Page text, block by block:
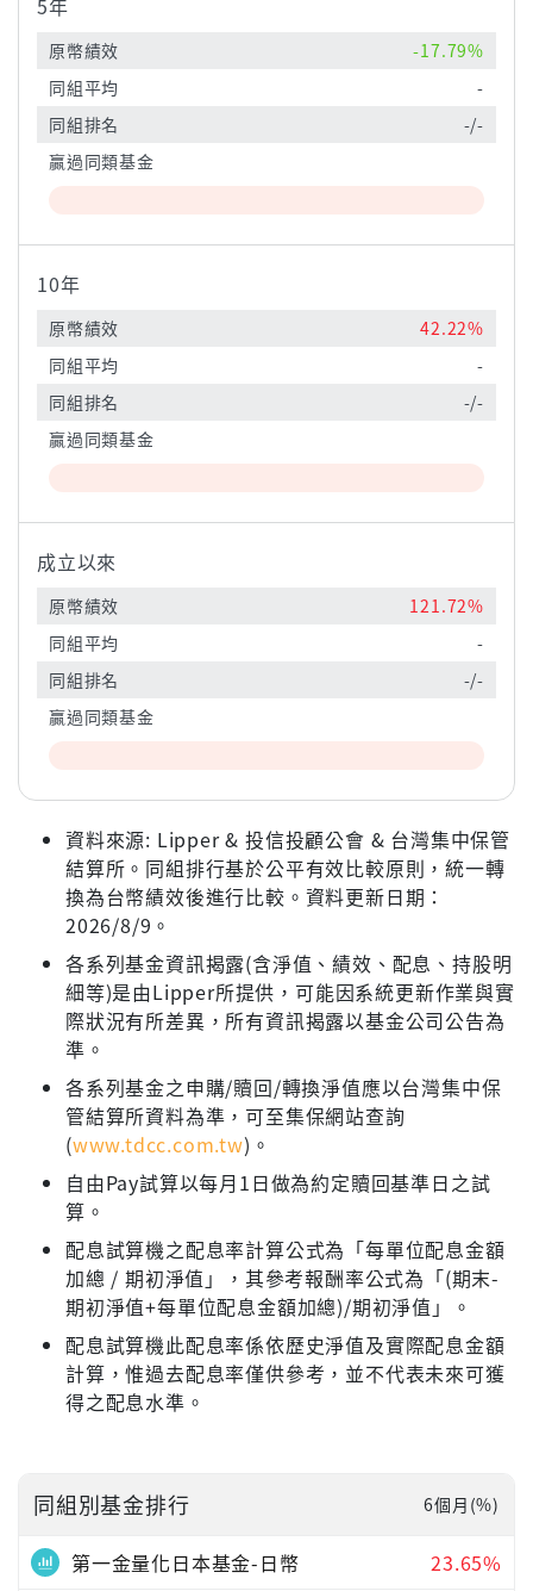
5年
原幣績效
-17.79%
同組平均
-
同組排名
-/-
贏過同類基金
10年
原幣績效
42.22%
同組平均
-
同組排名
-/-
贏過同類基金
成立以來
原幣績效
121.72%
同組平均
-
同組排名
-/-
贏過同類基金
資料來源: Lipper & 投信投顧公會 & 台灣集中保管
結算所。同組排行基於公平有效比較原則，統一轉
換為台幣績效後進行比較。資料更新日期：
2026/8/9。
各系列基金資訊揭露(含淨值、績效、配息、持股明
細等)是由Lipper所提供，可能因系統更新作業與實
際狀況有所差異，所有資訊揭露以基金公司公告為
準。
各系列基金之申購/贖回/轉換淨值應以台灣集中保
管結算所資料為準，可至集保網站查詢
(www.tdcc.com.tw)。
自由Pay試算以每月1日做為約定贖回基準日之試
算。
配息試算機之配息率計算公式為「每單位配息金額
加總 / 期初淨值」，其參考報酬率公式為「(期末-
期初淨值+每單位配息金額加總)/期初淨值」。
配息試算機此配息率係依歷史淨值及實際配息金額
計算，惟過去配息率僅供參考，並不代表未來可獲
得之配息水準。
同組別基金排行 6個月(%)
第一金量化日本基金-日幣
23.65%